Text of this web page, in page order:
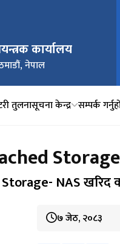
कार्यालय
नेपाल
तुलनासूचना केन्द्र सम्पर्क
Storage-
NAS खरिद
७ जेठ, २०८३